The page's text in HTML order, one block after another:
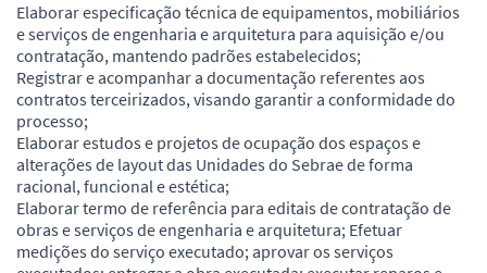
Elaborar especificação técnica de equipamentos, mobiliários
e serviços de engenharia e arquitetura para aquisição e/ou
contratação, mantendo padrões estabelecidos;
Registrar e acompanhar a documentação referentes aos
contratos terceirizados, visando garantir a conformidade do
processo;
Elaborar estudos e projetos de ocupação dos espaços e
alterações de layout das Unidades do Sebrae de forma
racional, funcional e estética;
Elaborar termo de referência para editais de contratação de
obras e serviços de engenharia e arquitetura; Efetuar
medições do serviço executado; aprovar os serviços